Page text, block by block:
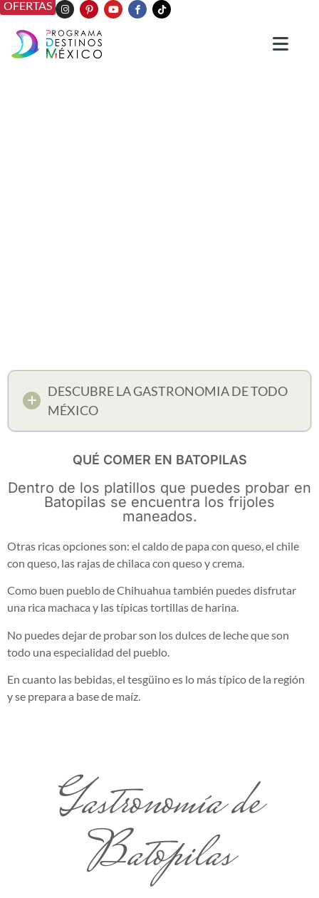
OFERTAS
DESCUBRE LA GASTRONOMIA DE TODO
MÉXICO
QUÉ COMER EN BATOPILAS
Dentro de los platillos que puedes probar en
Batopilas se encuentra los frijoles
maneados.
Otras ricas opciones son: el caldo de papa con queso, el chile
con queso, las rajas de chilaca con queso y crema.
Como buen pueblo de Chihuahua también puedes disfrutar
una rica machaca y las típicas tortillas de harina.
No puedes dejar de probar son los dulces de leche que son
todo una especialidad del pueblo.
En cuanto las bebidas, el tesgüino es lo más típico de la región
y se prepara a base de maíz.
Gastronomía de
Batopilas